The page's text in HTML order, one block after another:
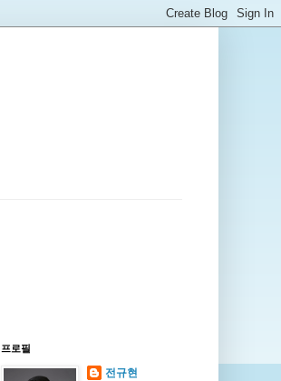
프로필
전규현